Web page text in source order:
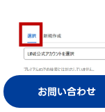
お問い合わせ